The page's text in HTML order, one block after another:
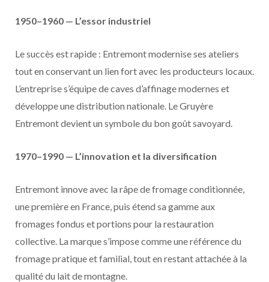
1950–1960 — L’essor industriel
Le succès est rapide : Entremont modernise ses ateliers
tout en conservant un lien fort avec les producteurs locaux.
L’entreprise s’équipe de caves d’affinage modernes et
développe une distribution nationale. Le Gruyère
Entremont devient un symbole du bon goût savoyard.
1970–1990 — L’innovation et la diversification
Entremont innove avec la râpe de fromage conditionnée,
une première en France, puis étend sa gamme aux
fromages fondus et portions pour la restauration
collective. La marque s’impose comme une référence du
fromage pratique et familial, tout en restant attachée à la
qualité du lait de montagne.